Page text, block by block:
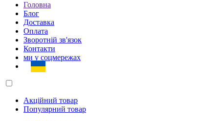
Головна
Блог
Доставка
Оплата
Зворотній зв'язок
Контакти
ми у соцмережах
Акційний товар
Популярний товар